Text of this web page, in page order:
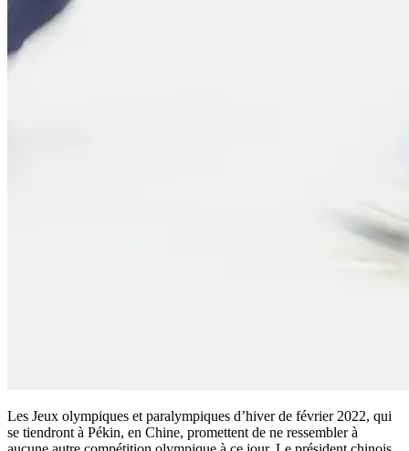
Les Jeux olympiques et paralympiques d’hiver de février 2022, qui
se tiendront à Pékin, en Chine, promettent de ne ressembler à